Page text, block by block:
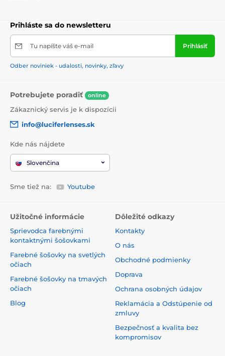
Prihláste sa do newsletteru
Tu napíšte váš e-mail Prihlásiť
Odber noviniek - udalosti, novinky, zľavy
Potrebujete poradiť online
Zákaznický servis je k dispozícii
info@luciferlenses.sk
Kde nás nájdete
Slovenčina
Sme tiež na: Youtube
Užitočné informácie
Sprievodca farebnými
kontaktnými šošovkami
Farebné šošovky na svetlých
očiach
Farebné šošovky na tmavých
očiach
Blog
Dôležité odkazy
Kontakty
O nás
Obchodné podmienky
Doprava
Ochrana osobných údajov
Reklamácia a Odstúpenie od
zmluvy
Bezpečnosť a kvalita bez
kompromisov